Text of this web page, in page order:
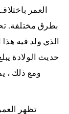
العمر
بطرق مختلفة.
الذي ولد فيه
حديث الولادة
ومع ذلك ،
تظهر